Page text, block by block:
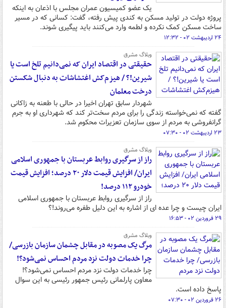
یک عضو کمیسیون عمران مجلس با اذعان به اینکه
پروژه دولت در تولید مسکن به کندی پیش رفته، گفت: کسانی که در مسیر
ساخت مسکن کمک نکرده و لطمه وارد می‌کنند باید پیگیری شوند.
۲۴ اردیبهشت ۰۲ - ۱۲:۳۲
وبلاگ مشرق
حقیقتی در اقتصاد ایران که نمی‌دانیم تلخ است یا
شیرین!؟ / هیزم‌کش اغتشاشات به دنبال شکستن
درخت معلمان
شهردار سابق تهران اخیرا در حالی با طعنه به زاکانی
گفته که نمی‌خواسته زندگی را برای مردم سخت‌تر کند که شهرداری او به جرم
گرانفروشی به مردم از سوی سازمان تعزیرات محکوم شد.
۲۳ اردیبهشت ۰۲ - ۰۷:۳۰
وبلاگ مشرق
راز از سرگیری روابط عربستان با جمهوری اسلامی
ایران/ افزایش قیمت دلار ۲۰ درصد؛ افزایش قیمت
خودرو ۱۱۲ درصد!
راز از سرگیری روابط عربستان با جمهوری اسلامی
ایران چیست و چرا عده ای از اشاره به این دلیل طفره می‌روند!؟
۲۹ فروردین ۰۲ - ۱۶:۵۳
وبلاگ مشرق
مرگ یک مصوبه در مقابل چشمان سازمان بازرسی/
چرا خدمات دولت نزد مردم احساس نمی‌شود؟!
چرا خدمات دولت نزد مردم احساس نمی‌شود؟!
معاون پارلمانی رئیس جمهور رئیسی به این سوال
پاسخ داده است.
۲۶ فروردین ۰۲ - ۰۷:۳۰